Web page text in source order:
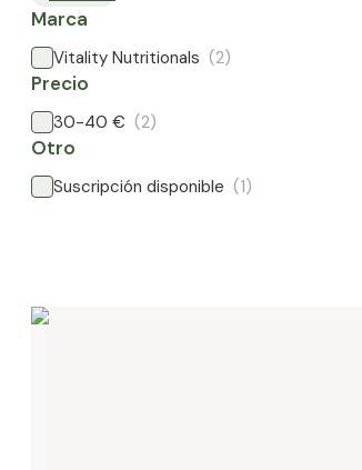
Marca
Vitality Nutritionals (2)
Precio
30-40 € (2)
Otro
Suscripción disponible (1)